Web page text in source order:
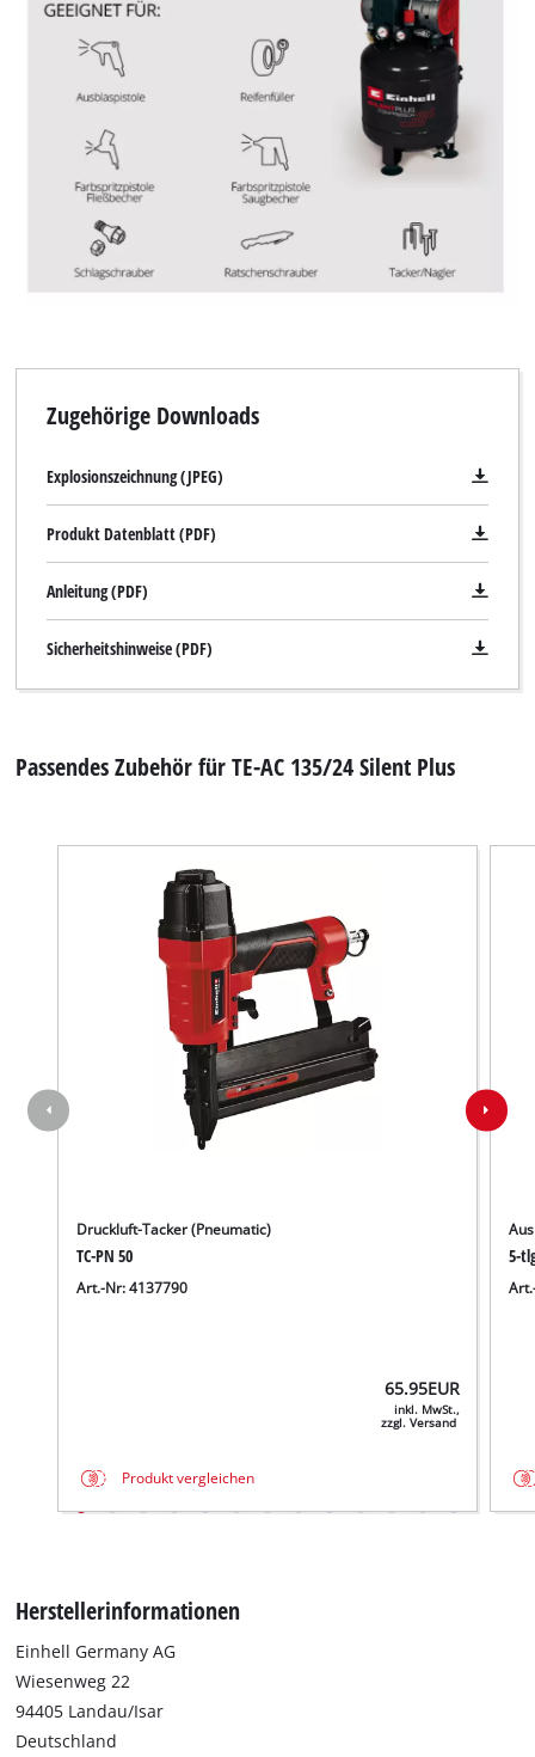
This content is not permitted to load due
visitor. The website owner needs to setup
to the list of technologies used.
Zugehörige Downloads
Explosionszeichnung (JPEG)
Produkt Datenblatt (PDF)
Anleitung (PDF)
Sicherheitshinweise (PDF)
Passendes Zubehör für TE-AC 135/24 Silent Plus
Druckluft-Tacker (Pneumatic)
TC-PN 50
Art.-Nr: 4137790
65.95EUR
inkl. MwSt.,
zzgl. Versand
Produkt vergleichen
5-
Herstellerinformationen
Einhell Germany AG
Wiesenweg 22
94405 Landau/Isar
Deutschland